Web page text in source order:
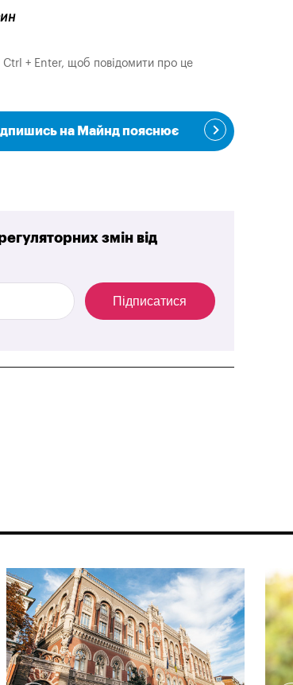
Ctrl + Enter, щоб повідомити про це
на Майнд пояснює
змін від
Підписатися